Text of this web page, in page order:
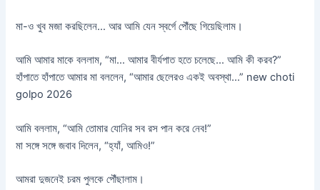
মা-ও খুব মজা করছিলেন… আর আমি যেন স্বর্গে পৌঁছে গিয়েছিলাম।
আমি আমার মাকে বললাম, “মা… আমার বীর্যপাত হতে চলেছে… আমি কী করব?”
হাঁপাতে হাঁপাতে আমার মা বললেন, “আমার ছেলেরও একই অবস্থা…” new choti
golpo 2026
আমি বললাম, “আমি তোমার যোনির সব রস পান করে নেব!”
মা সঙ্গে সঙ্গে জবাব দিলেন, “হ্যাঁ, আমিও!”
আমরা দুজনেই চরম পুলকে পৌঁছালাম।